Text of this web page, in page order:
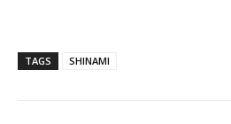
TAGS SHINAMI